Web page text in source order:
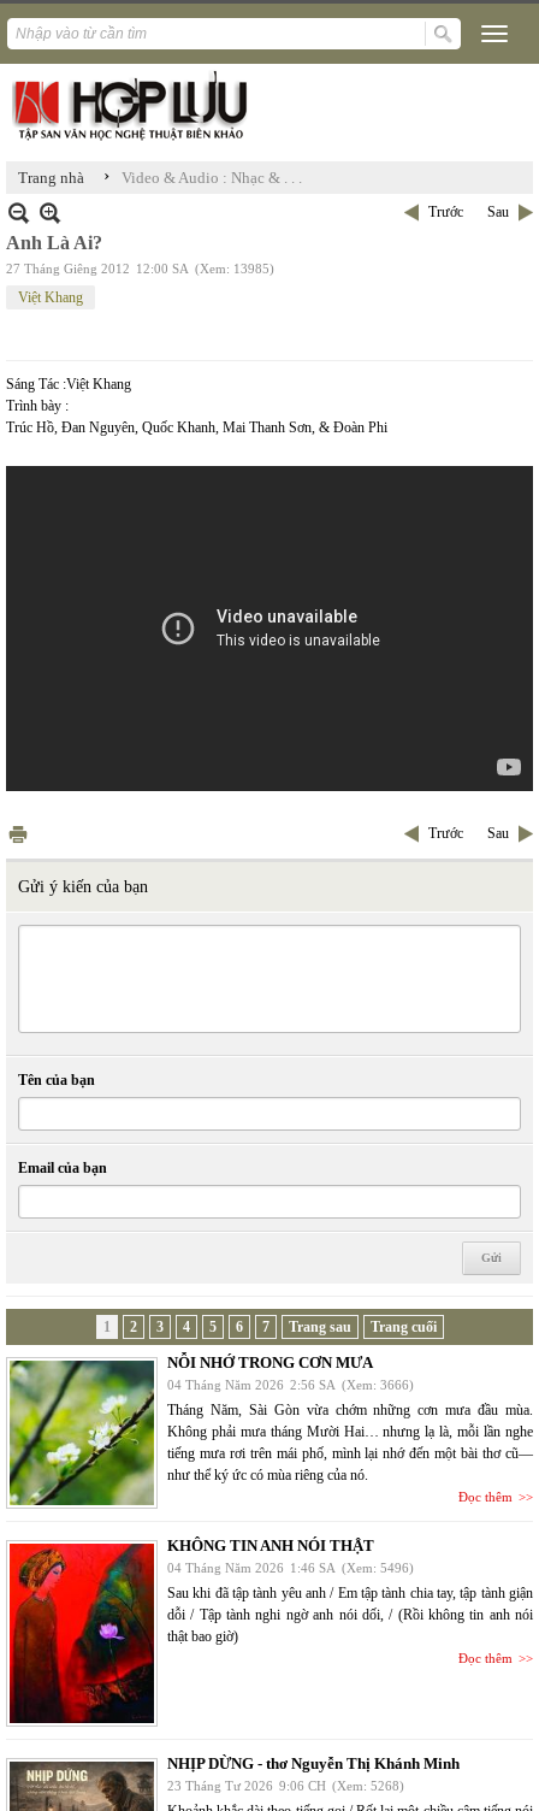
Trang nhà › Video & Audio : Nhạc & . . .
Trước Sau
Anh Là Ai?
27 Tháng Giêng 2012 12:00 SA (Xem: 13985)
Việt Khang
Sáng Tác :Việt Khang
Trình bày :
Trúc Hồ, Đan Nguyên, Quốc Khanh, Mai Thanh Sơn, & Đoàn Phi
Trước Sau
Gửi ý kiến của bạn
Tên của bạn
Email của bạn
1 2 3 4 5 6 7 Trang sau Trang cuối
NỖI NHỚ TRONG CƠN MƯA
04 Tháng Năm 2026 2:56 SA (Xem: 3666)
Tháng Năm, Sài Gòn vừa chớm những cơn mưa đầu mùa.
Không phải mưa tháng Mười Hai… nhưng lạ là, mỗi lần nghe
tiếng mưa rơi trên mái phố, mình lại nhớ đến một bài thơ cũ—
như thể ký ức có mùa riêng của nó.
Đọc thêm
KHÔNG TIN ANH NÓI THẬT
04 Tháng Năm 2026 1:46 SA (Xem: 5496)
Sau khi đã tập tành yêu anh / Em tập tành chia tay, tập tành giận
dỗi / Tập tành nghi ngờ anh nói dối, / (Rồi không tin anh nói
thật bao giờ)
Đọc thêm
NHỊP DỪNG - thơ Nguyễn Thị Khánh Minh
23 Tháng Tư 2026 9:06 CH (Xem: 5268)